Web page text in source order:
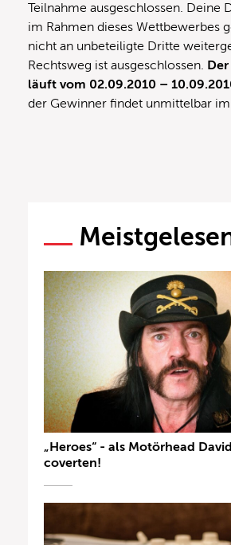
Teilnahme ausgeschlossen. Deine
im Rahmen dieses Wettbewerbes
nicht an unbeteiligte Dritte
Rechtsweg ist ausgeschlossen.
läuft vom 02.09.2010 –
der Gewinner findet unmittelbar im
„Heroes“ - als Motörhead
coverten!